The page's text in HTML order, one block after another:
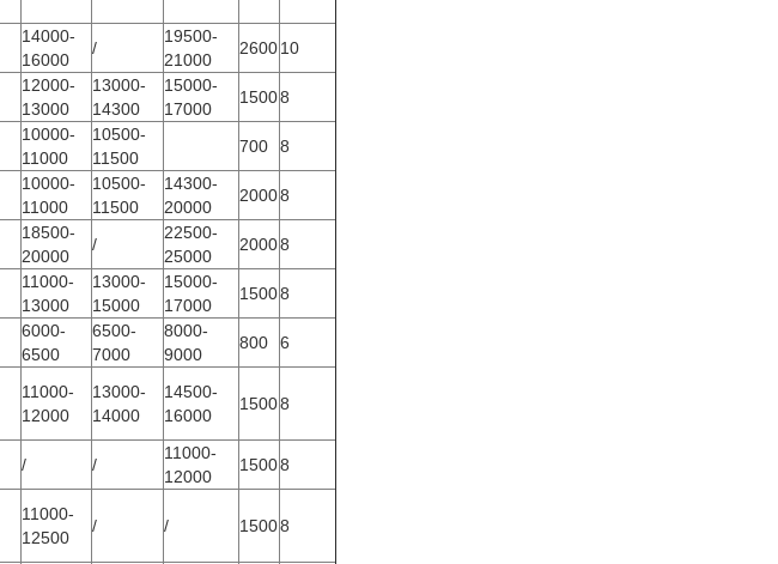
14000-
16000
/
19500-
21000
260010
12000-
13000
13000-
14300
15000-
17000
15008
10000-
11000
10500-
11500
700
8
10000-
11000
10500-
11500
14300-
20000
20008
18500-
20000
/
22500-
25000
20008
11000-
13000
13000-
15000
15000-
17000
15008
6000-
6500
6500-
7000
8000-
9000
800
6
11000-
12000
13000-
14000
14500-
16000
15008
/ /
11000-
12000
15008
11000-
12500
/ / 15008